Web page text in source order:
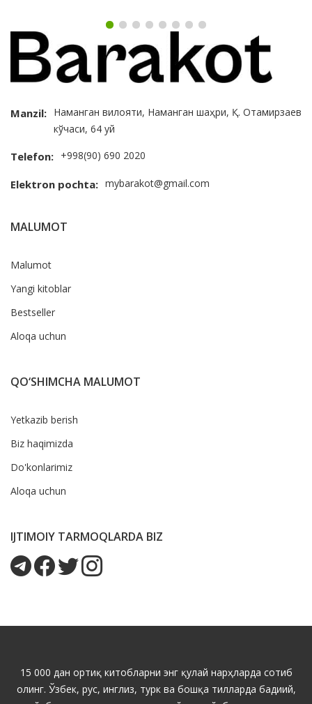
Manzil: Наманган вилояти, Наманган шаҳри, Қ. Отамирзаев
кўчаси, 64 уй
Telefon: +998(90) 690 2020
Elektron pochta: mybarakot@gmail.com
MALUMOT
Malumot
Yangi kitoblar
Bestseller
Aloqa uchun
QO‘SHIMCHA MALUMOT
Yetkazib berish
Biz haqimizda
Do'konlarimiz
Aloqa uchun
IJTIMOIY TARMOQLARDA BIZ
15 000 дан ортиқ китобларни энг қулай нарҳларда сотиб
олинг. Ўзбек, рус, инглиз, турк ва бошқа тилларда бадиий,